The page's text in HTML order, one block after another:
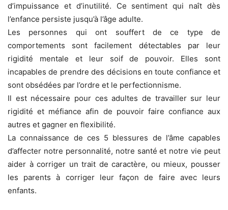
d’impuissance et d’inutilité. Ce sentiment qui naît dès
l’enfance persiste jusqu’à l’âge adulte.
Les personnes qui ont souffert de ce type de
comportements sont facilement détectables par leur
rigidité mentale et leur soif de pouvoir. Elles sont
incapables de prendre des décisions en toute confiance et
sont obsédées par l’ordre et le perfectionnisme.
Il est nécessaire pour ces adultes de travailler sur leur
rigidité et méfiance afin de pouvoir faire confiance aux
autres et gagner en flexibilité.
La connaissance de ces 5 blessures de l’âme capables
d’affecter notre personnalité, notre santé et notre vie peut
aider à corriger un trait de caractère, ou mieux, pousser
les parents à corriger leur façon de faire avec leurs
enfants.